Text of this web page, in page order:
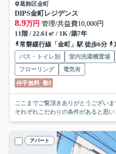
葛飾区金町
DIPS金町レジデンス
8.9万円 管理/共益費10,000円
11階 / 22.61㎡ / 1K /築7年
常磐緩行線「金町」駅 徒歩6分
バス・トイレ別 室内洗濯機置場
フローリング
電気有
仲手無料 敷0
ここまでご覧頂きありがとうございます。 お部屋探しの際には、
それぞれこだわりの条件があると思
アパート